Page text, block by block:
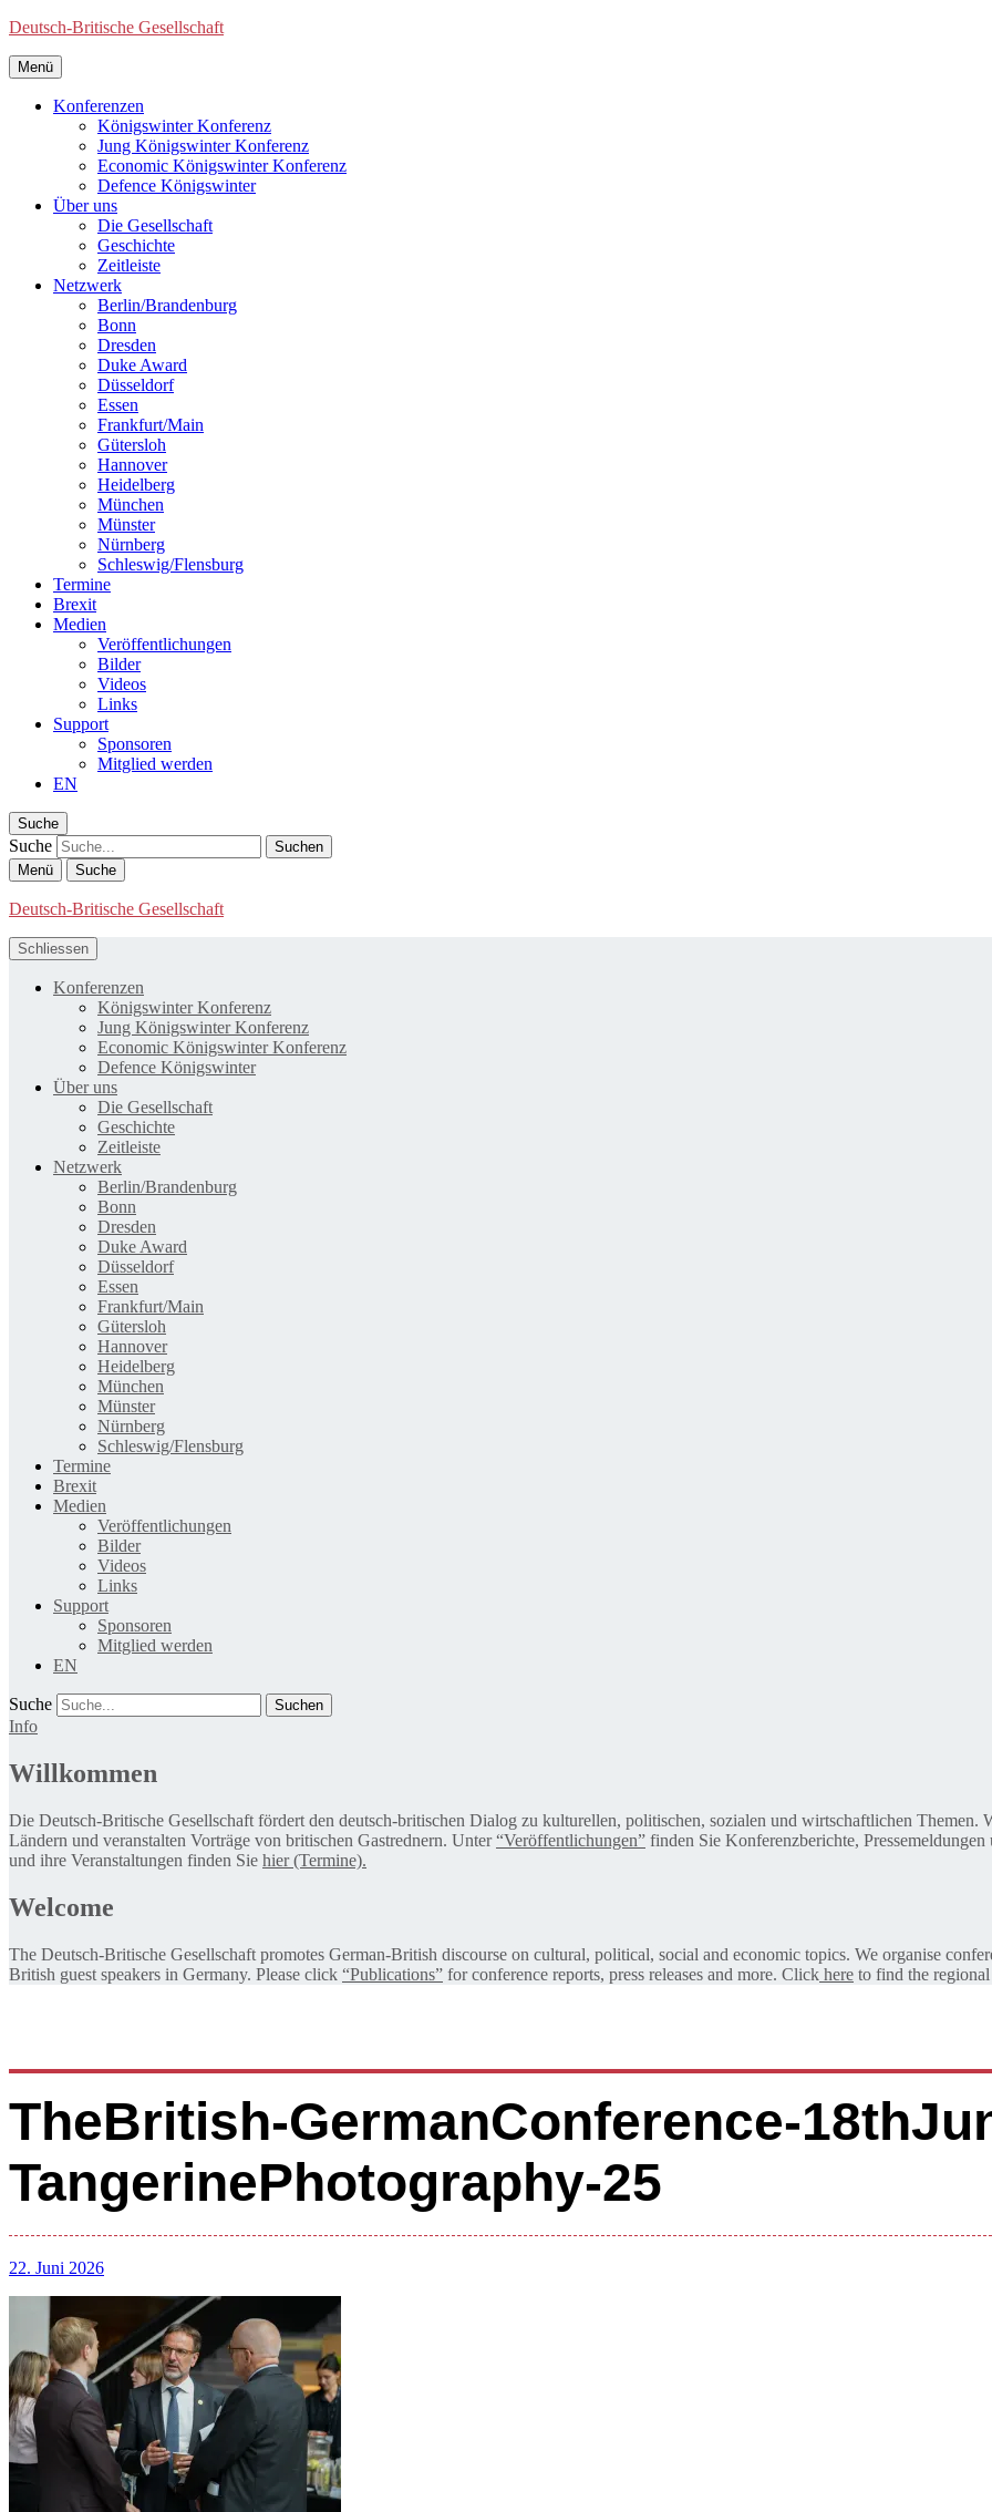
Deutsch-Britische Gesellschaft
Menü
Konferenzen
Königswinter Konferenz
Jung Königswinter Konferenz
Economic Königswinter Konferenz
Defence Königswinter
Über uns
Die Gesellschaft
Geschichte
Zeitleiste
Netzwerk
Berlin/Brandenburg
Bonn
Dresden
Duke Award
Düsseldorf
Essen
Frankfurt/Main
Gütersloh
Hannover
Heidelberg
München
Münster
Nürnberg
Schleswig/Flensburg
Termine
Brexit
Medien
Veröffentlichungen
Bilder
Videos
Links
Support
Sponsoren
Mitglied werden
EN
Suche
Suche
Menü Suche
Deutsch-Britische Gesellschaft
Schliessen
Konferenzen
Königswinter Konferenz
Jung Königswinter Konferenz
Economic Königswinter Konferenz
Defence Königswinter
Über uns
Die Gesellschaft
Geschichte
Zeitleiste
Netzwerk
Berlin/Brandenburg
Bonn
Dresden
Duke Award
Düsseldorf
Essen
Frankfurt/Main
Gütersloh
Hannover
Heidelberg
München
Münster
Nürnberg
Schleswig/Flensburg
Termine
Brexit
Medien
Veröffentlichungen
Bilder
Videos
Links
Support
Sponsoren
Mitglied werden
EN
Suche
Info
Willkommen
Die Deutsch-Britische Gesellschaft fördert den deutsch-britischen Dialog zu kulturellen, politischen, sozialen und wirtschaftlichen Themen.
Ländern und veranstalten Vorträge von britischen Gastrednern. Unter“Veröffentlichungen” finden Sie Konferenzberichte,
und ihre Veranstaltungen finden Sie hier (Termine).
Welcome
The Deutsch-Britische Gesellschaft promotes German-British discourse on cultural, political, social and economic topics. We organise
British guest speakers in Germany. Please click “Publications” for conference reports, press releases and more. Click here to find the
TheBritish-GermanConference-
TangerinePhotography-25
22. Juni 2026